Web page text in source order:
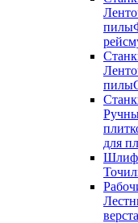
пилы
пилы
для